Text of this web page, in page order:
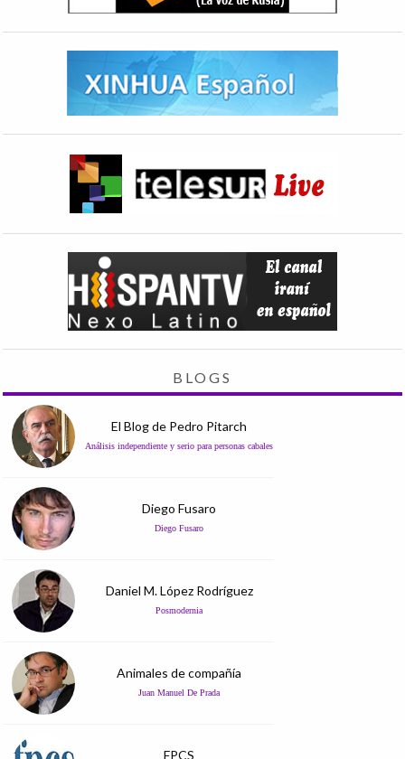
BLOGS
El Blog de Pedro Pitarch
Análisis independiente y serio para personas cabales
Diego Fusaro
Diego Fusaro
Daniel M. López Rodríguez
Posmodernia
Animales de compañía
Juan Manuel De Prada
FPCS